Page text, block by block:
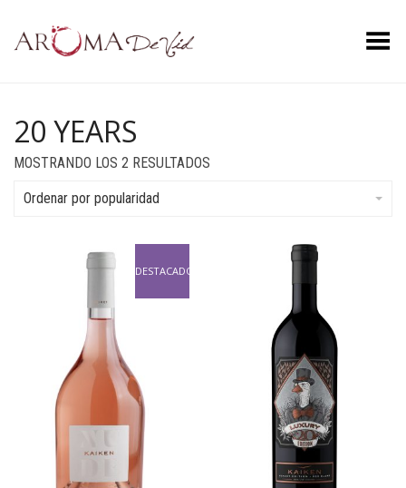
Menú
20 YEARS
MOSTRANDO LOS 2 RESULTADOS
Ordenar por popularidad
DESTACADO